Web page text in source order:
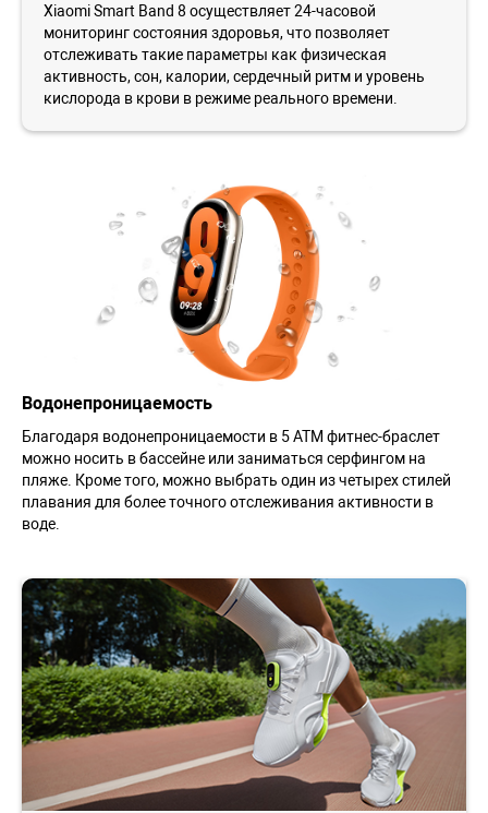
Xiaomi Smart Band 8 осуществляет 24-часовой
мониторинг состояния здоровья, что позволяет
отслеживать такие параметры как физическая
активность, сон, калории, сердечный ритм и уровень
кислорода в крови в режиме реального времени.
Водонепроницаемость
Благодаря водонепроницаемости в 5 АТМ фитнес-браслет
можно носить в бассейне или заниматься серфингом на
пляже. Кроме того, можно выбрать один из четырех стилей
плавания для более точного отслеживания активности в
воде.